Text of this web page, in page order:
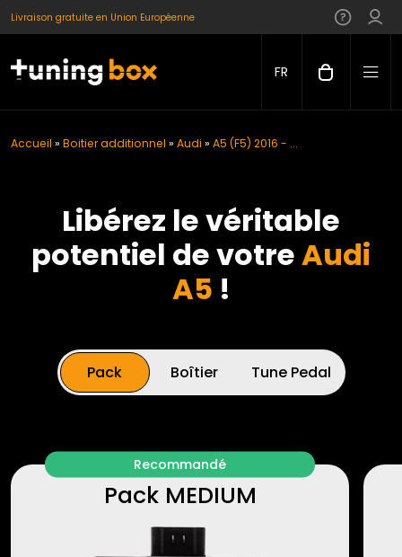
Livraison gratuite en Union Européenne
FR
Accueil » Boitier additionnel » Audi » A5 (F5) 2016 - ...
Libérez le véritable
potentiel de votreAudi
A5 !
Pack Boîtier Tune Pedal
Recommandé
Pack MEDIUM